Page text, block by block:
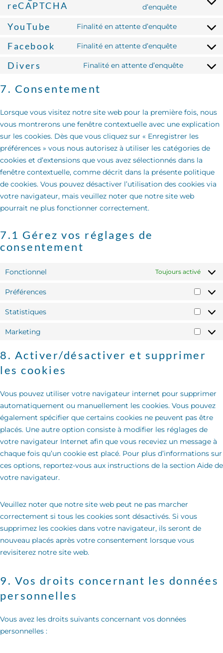
reCAPTCHA
d’enquête
YouTube Finalité en attente d’enquête
Facebook Finalité en attente d’enquête
Divers Finalité en attente d’enquête
7. Consentement
Lorsque vous visitez notre site web pour la première fois, nous
vous montrerons une fenêtre contextuelle avec une explication
sur les cookies. Dès que vous cliquez sur « Enregistrer les
préférences » vous nous autorisez à utiliser les catégories de
cookies et d’extensions que vous avez sélectionnés dans la
fenêtre contextuelle, comme décrit dans la présente politique
de cookies. Vous pouvez désactiver l’utilisation des cookies via
votre navigateur, mais veuillez noter que notre site web
pourrait ne plus fonctionner correctement.
7.1 Gérez vos réglages de
consentement
Fonctionnel Toujours activé
Préférences
Statistiques
Marketing
8. Activer/désactiver et supprimer
les cookies
Vous pouvez utiliser votre navigateur internet pour supprimer
automatiquement ou manuellement les cookies. Vous pouvez
également spécifier que certains cookies ne peuvent pas être
placés. Une autre option consiste à modifier les réglages de
votre navigateur Internet afin que vous receviez un message à
chaque fois qu’un cookie est placé. Pour plus d’informations sur
ces options, reportez-vous aux instructions de la section Aide de
votre navigateur.
Veuillez noter que notre site web peut ne pas marcher
correctement si tous les cookies sont désactivés. Si vous
supprimez les cookies dans votre navigateur, ils seront de
nouveau placés après votre consentement lorsque vous
revisiterez notre site web.
9. Vos droits concernant les données
personnelles
Vous avez les droits suivants concernant vos données
personnelles :